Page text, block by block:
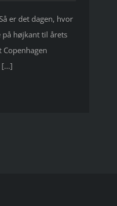
er det dagen, hvor
højkant til årets